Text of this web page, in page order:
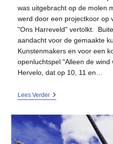
was uitgebracht op de molen
werd door een projectkoor op
"Ons Harreveld" vertolkt.
aandacht voor de gemaakte
Kunstenmakers en voor een
openluchtspel "Alleen de wind
Hervelo, dat op 10, 11 en…
Lees VerderGeslaagde
Molen
Hermien!